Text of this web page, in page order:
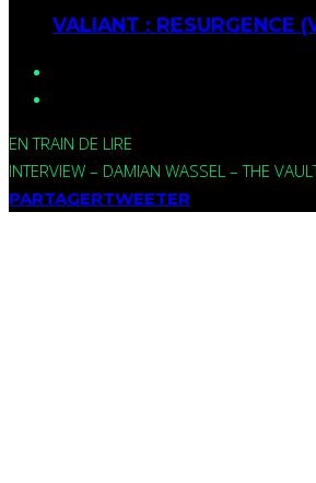
VALIANT : RESURGENCE
EN TRAIN DE LIRE
INTERVIEW – DAMIAN WASSEL – THE
PARTAGERTWEETER